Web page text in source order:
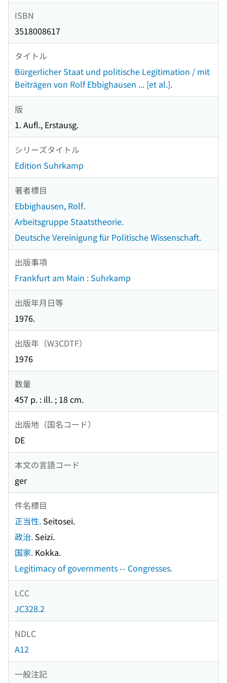
ISBN
3518008617
タイトル
Bürgerlicher Staat und politische Legitimation / mit
Beiträgen von Rolf Ebbighausen ... [et al.].
版
1. Aufl., Erstausg.
シリーズタイトル
Edition Suhrkamp
著者標目
Ebbighausen, Rolf.
Arbeitsgruppe Staatstheorie.
Deutsche Vereinigung für Politische Wissenschaft.
出版事項
Frankfurt am Main : Suhrkamp
出版年月日等
1976.
出版年（W3CDTF）
1976
数量
457 p. : ill. ; 18 cm.
出版地（国名コード）
DE
本文の言語コード
ger
件名標目
正当性. Seitosei.
政治. Seizi.
国家. Kokka.
Legitimacy of governments -- Congresses.
LCC
JC328.2
NDLC
A12
一般注記